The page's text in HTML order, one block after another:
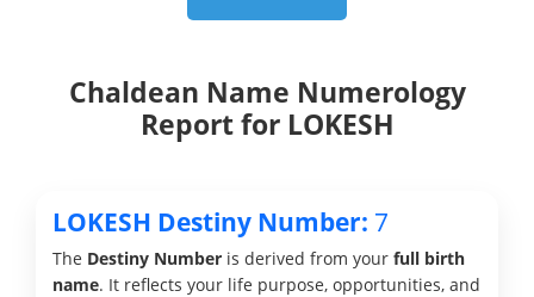
Chaldean Name Numerology
Report for LOKESH
LOKESH Destiny Number: 7
The Destiny Number is derived from your full birth
name. It reflects your life purpose, opportunities, and